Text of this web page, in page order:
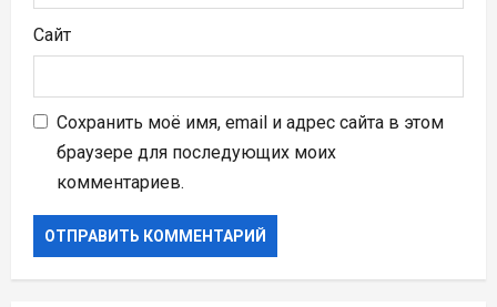
Сайт
Сохранить моё имя, email и адрес сайта в этом
браузере для последующих моих
комментариев.